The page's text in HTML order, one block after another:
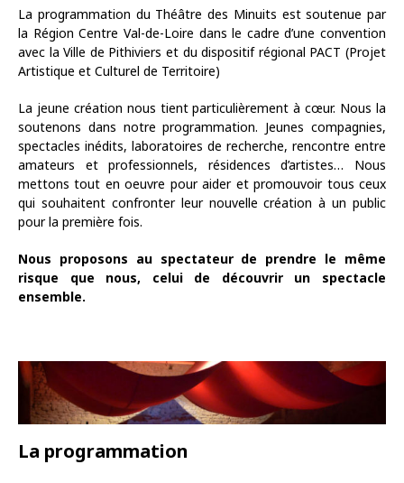
La programmation du Théâtre des Minuits est soutenue par
la Région Centre Val-de-Loire dans le cadre d’une convention
avec la Ville de Pithiviers et du dispositif régional PACT (Projet
Artistique et Culturel de Territoire)
La jeune création nous tient particulièrement à cœur. Nous la
soutenons dans notre programmation. Jeunes compagnies,
spectacles inédits, laboratoires de recherche, rencontre entre
amateurs et professionnels, résidences d’artistes… Nous
mettons tout en oeuvre pour aider et promouvoir tous ceux
qui souhaitent confronter leur nouvelle création à un public
pour la première fois.
Nous proposons au spectateur de prendre le même
risque que nous, celui de découvrir un spectacle
ensemble.
La programmation